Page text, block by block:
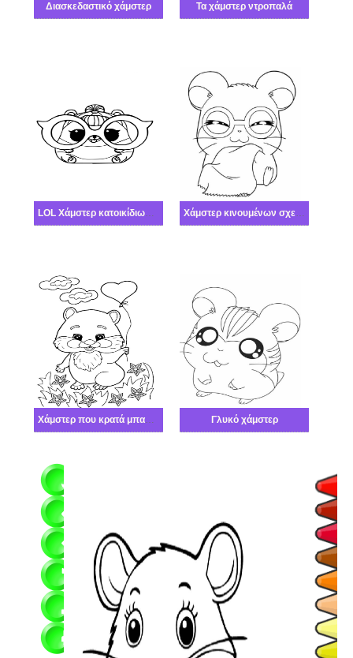
Διασκεδαστικό χάμστερ Τα χάμστερ ντροπαλά
LOL Χάμστερ κατοικίδιων που φορά γυαλιά Χάμστερ κινουμένων σχεδίων
Χάμστερ που κρατά μπαλόνι Γλυκό χάμστερ